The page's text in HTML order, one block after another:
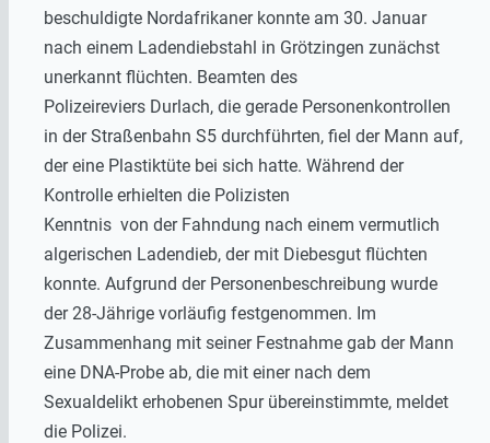
beschuldigte Nordafrikaner konnte am 30. Januar
nach einem Ladendiebstahl in Grötzingen zunächst
unerkannt flüchten. Beamten des
Polizeireviers Durlach, die gerade Personenkontrollen
in der Straßenbahn S5 durchführten, fiel der Mann auf,
der eine Plastiktüte bei sich hatte. Während der
Kontrolle erhielten die Polizisten
Kenntnis von der Fahndung nach einem vermutlich
algerischen Ladendieb, der mit Diebesgut flüchten
konnte. Aufgrund der Personenbeschreibung wurde
der 28-Jährige vorläufig festgenommen. Im
Zusammenhang mit seiner Festnahme gab der Mann
eine DNA-Probe ab, die mit einer nach dem
Sexualdelikt erhobenen Spur übereinstimmte, meldet
die Polizei.